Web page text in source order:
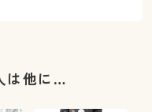
は他に…